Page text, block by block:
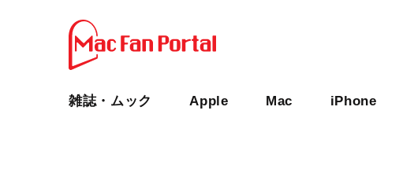
雑誌・ムック Apple Mac iPhone